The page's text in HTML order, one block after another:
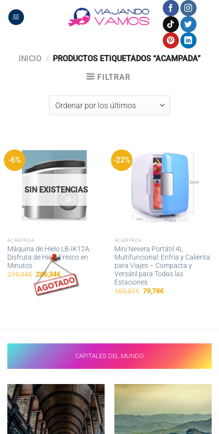
INICIO / PRODUCTOS ETIQUETADOS “ACAMPADA”
FILTRAR
-6%
SIN EXISTENCIAS
ACAMPADA
Máquina de Hielo LB-IK12A:
Disfruta de Hielo Fresco en
Minutos
219,34€ El
precio
original
era:
206,34€El
precio
actual
es:
-22%
ACAMPADA
Mini Nevera Portátil 4L
Multifuncional: Enfría y Calienta
para Viajes – Compacta y
Versátil para Todas las
Estaciones
102,57€ El
precio
79,78€El
CAPITALES DEL MUNDO